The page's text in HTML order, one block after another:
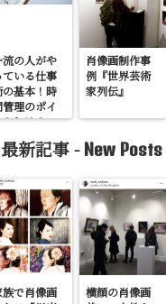
流の人がや
ている仕事
の基本！時
管理のポイ
とは？
肖像画制作事
例『世界芸術
家列伝』
最新記事 - New Posts
族で肖像画
横顔の肖像画